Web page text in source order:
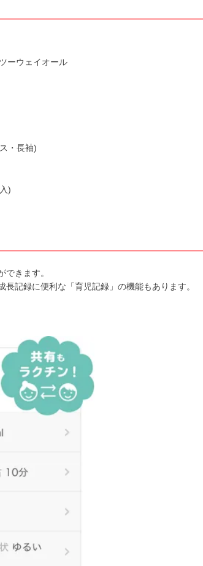
ーウェイオール
・長袖)
)
きます。
記録に便利な「育児記録」の機能もあります。